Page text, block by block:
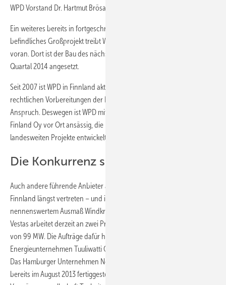
WPD Vorstand Dr. Hartmut Brösamle an.
Ein weiteres bereits in fortgeschrittenem Planungszustand
befindliches Großprojekt treibt WPD in der Nachbargemeinde Kalajoki
voran. Dort ist der Bau des nächsten 36-MW-Projekts für das dritte
Quartal 2014 angesetzt.
Seit 2007 ist WPD in Finnland aktiv. Gerade die technischen und
rechtlichen Vorbereitungen der Bauarbeiten nehmen viel Zeit in
Anspruch. Deswegen ist WPD mit der Tochtergesellschaft WPD
Finland Oy vor Ort ansässig, die mit derzeit acht Mitarbeitern die
landesweiten Projekte entwickelt und umsetzt.
Die Konkurrenz schläft nicht
Auch andere führende Anbieter aus der Windbranche sind in
Finnland längst vertreten – und installieren nun erstmals in
nennenswertem Ausmaß Windkraftleistung. Der dänische Hersteller
Vestas arbeitet derzeit an zwei Projekten mit einem Auftragsvolumen
von 99 MW. Die Aufträge dafür haben die Dänen von dem
Energieunternehmen Tuuliwatti Oy erhalten.
Das Hamburger Unternehmen Nordex hat seinen ersten Windpark
bereits im August 2013 fertiggestellt. Für die finnische